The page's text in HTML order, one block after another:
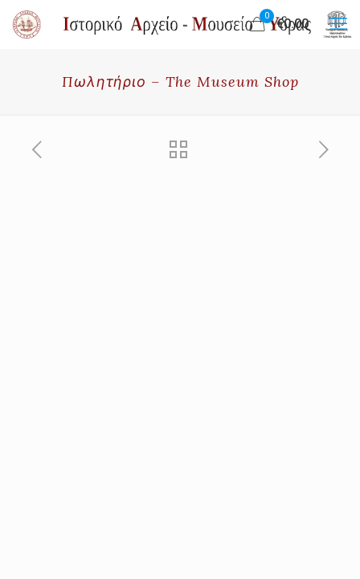
0
€0.00
Πωλητήριο – The Museum Shop